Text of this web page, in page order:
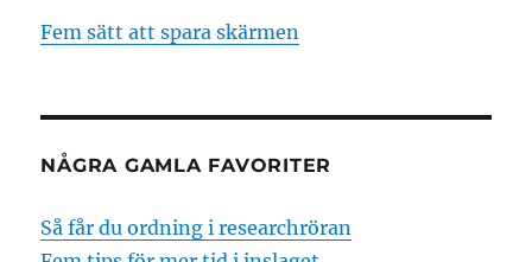
Fem sätt att spara skärmen
NÅGRA GAMLA FAVORITER
Så får du ordning i researchröran